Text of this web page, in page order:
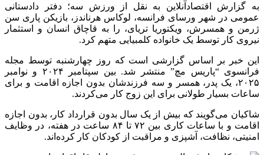
به گزارش اقتصادآنلاین به نقل از ورزش سه؛ دفتر دادستانی
عمومی در شهر ورسای فرانسه، لوکاس هرناندز، بازیکن پاری سن
ژرمن و همسرش، ویکتوریا تریای، را به قاچاق انسان و استثمار
نیروی کار توسط یک خانواده کلمبیایی متهم کرد.
این خبر بر اساس گزارشی است که روز چهارشنبه توسط مجله
فرانسوی “پاریس مچ” منتشر شد. بین سپتامبر ۲۰۲۴ و نوامبر
۲۰۲۵، یک پدر، همسر و سه فرزندشان بدون اجازه اقامت و برای
ساعات بسیار طولانی برای این زوج کار می‌کردند.
شاکیان می‌گویند که بیش از یک سال بدون قرارداد کار، بدون اجازه
اقامت و با ساعات کاری بین ۷۲ تا ۸۴ ساعت در هفته، در وظایف
امنیتی، نظافت، آشپزی و مراقبت از کودکان کار کرده‌اند.